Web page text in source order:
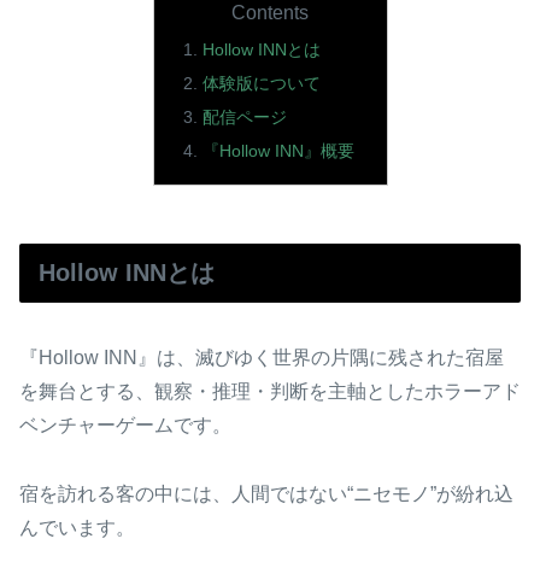
Contents
Hollow INNとは
体験版について
配信ページ
『Hollow INN』概要
Hollow INNとは
『Hollow INN』は、滅びゆく世界の片隅に残された宿屋
を舞台とする、観察・推理・判断を主軸としたホラーアド
ベンチャーゲームです。
宿を訪れる客の中には、人間ではない“ニセモノ”が紛れ込
んでいます。